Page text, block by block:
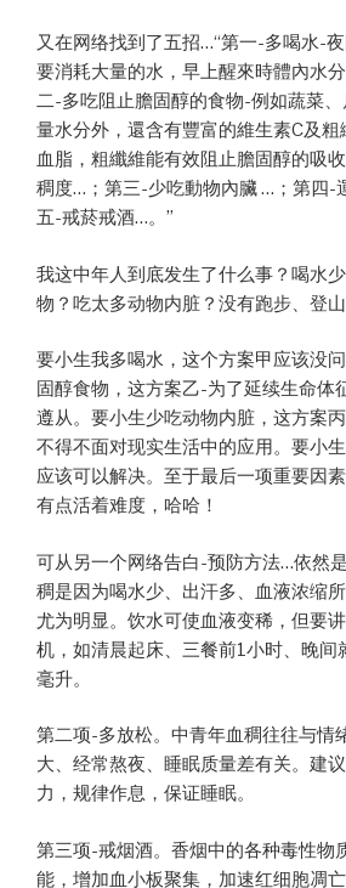
又在网络找到了五招…“第一-多喝水-
要消耗大量的水，早上醒來時體內水
二-多吃阻止膽固醇的食物-例如蔬菜
量水分外，還含有豐富的維生素C及粗
血脂，粗纖維能有效阻止膽固醇的吸
稠度…；第三-少吃動物內臟 …；第四-
五-戒菸戒酒…。”
我这中年人到底发生了什么事？喝水
物？吃太多动物内脏？没有跑步、登
要小生我多喝水，这个方案甲应该没
固醇食物，这方案乙-为了延续生命体
遵从。要小生少吃动物内脏，这方案
不得不面对现实生活中的应用。要小
应该可以解决。至于最后一项重要因
有点活着难度，哈哈！
可从另一个网络告白-预防方法…依然
稠是因为喝水少、出汗多、血液浓缩
尤为明显。饮水可使血液变稀，但要
机，如清晨起床、三餐前1小时、晚
毫升。
第二项-多放松。中青年血稠往往与情
大、经常熬夜、睡眠质量差有关。建
力，规律作息，保证睡眠。
第三项-戒烟酒。香烟中的各种毒性物
能，增加血小板聚集，加速红细胞凋